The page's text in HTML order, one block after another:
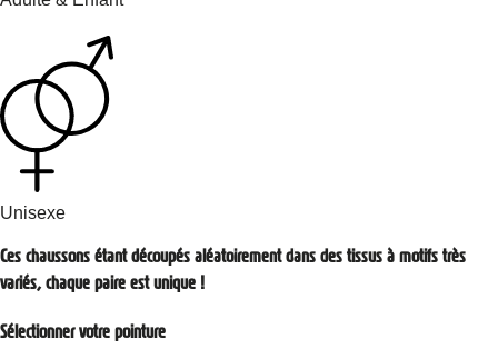
Unisexe
Ces chaussons étant découpés aléatoirement dans des tissus à motifs très
variés, chaque paire est unique !
Sélectionner votre pointure